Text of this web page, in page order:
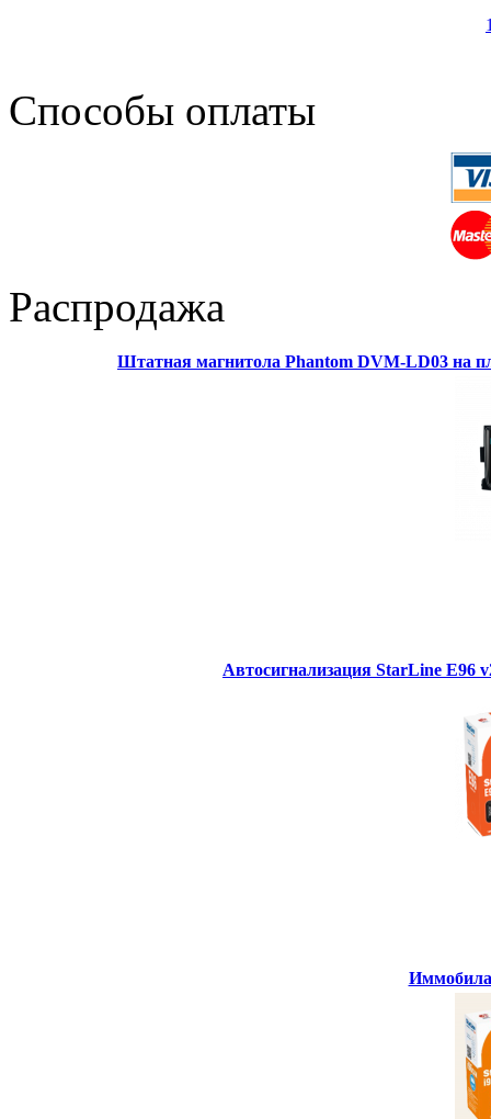
Способы оплаты
Распродажа
Штатная магнитола Phantom DVM-LD03 на
Автосигнализация StarLine E96